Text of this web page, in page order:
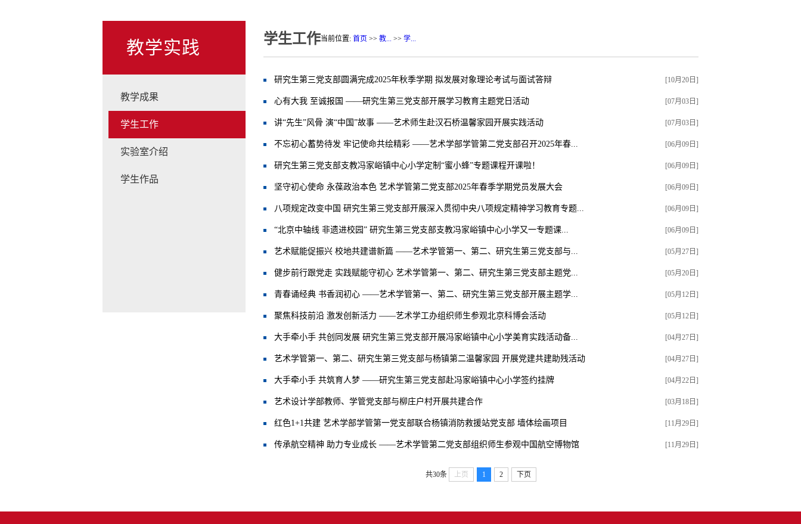
教学实践
教学成果
学生工作
实验室介绍
学生作品
学生工作当前位置: 首页 >> 教... >> 学...
研究生第三党支部圆满完成2025年秋季学期 拟发展对象理论考试与面试答辩 [10月20日]
心有大我 至诚报国 ——研究生第三党支部开展学习教育主题党日活动 [07月03日]
讲“先生”风骨 演“中国”故事 ——艺术师生赴汉石桥温馨家园开展实践活动 [07月03日]
不忘初心蓄势待发 牢记使命共绘精彩 ——艺术学部学管第二党支部召开2025年春... [06月09日]
研究生第三党支部支教冯家峪镇中心小学定制“蜜小蜂”专题课程开课啦！ [06月09日]
坚守初心使命 永葆政治本色 艺术学管第二党支部2025年春季学期党员发展大会 [06月09日]
八项规定改变中国 研究生第三党支部开展深入贯彻中央八项规定精神学习教育专题... [06月09日]
“北京中轴线 非遗进校园” 研究生第三党支部支教冯家峪镇中心小学又一专题课... [06月09日]
艺术赋能促振兴 校地共建谱新篇 ——艺术学管第一、第二、研究生第三党支部与... [05月27日]
健步前行跟党走 实践赋能守初心 艺术学管第一、第二、研究生第三党支部主题党... [05月20日]
青春诵经典 书香润初心 ——艺术学管第一、第二、研究生第三党支部开展主题学... [05月12日]
聚焦科技前沿 激发创新活力 ——艺术学工办组织师生参观北京科博会活动 [05月12日]
大手牵小手 共创同发展 研究生第三党支部开展冯家峪镇中心小学美育实践活动备... [04月27日]
艺术学管第一、第二、研究生第三党支部与杨镇第二温馨家园 开展党建共建助残活动 [04月27日]
大手牵小手 共筑育人梦 ——研究生第三党支部赴冯家峪镇中心小学签约挂牌 [04月22日]
艺术设计学部教师、学管党支部与柳庄户村开展共建合作 [03月18日]
红色1+1共建 艺术学部学管第一党支部联合杨镇消防救援站党支部 墙体绘画项目 [11月29日]
传承航空精神 助力专业成长 ——艺术学管第二党支部组织师生参观中国航空博物馆 [11月29日]
共30条 上页 1 2 下页